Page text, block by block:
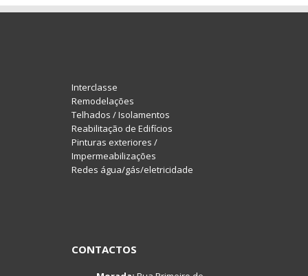
Interclasse
Remodelações
Telhados / Isolamentos
Reabilitação de Edifícios
Pinturas exteriores /
Impermeabilizações
Redes água/gás/eletricidade
CONTACTOS